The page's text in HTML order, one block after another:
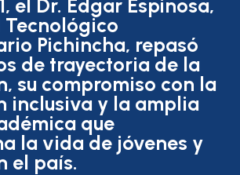
el Dr. Édgar Espinosa,
Pichincha, repasó
de trayectoria de la
su compromiso con la
inclusiva y la amplia
que
la vida de jóvenes y
el país.